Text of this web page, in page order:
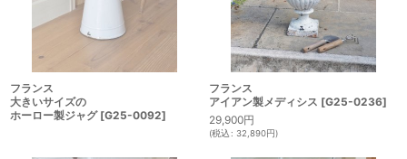
フランス
大きいサイズの
ホーロー製ジャグ [G25-0092]
フランス
アイアン製メディシス [G25-0236]
29,900円
(税込: 32,890円)